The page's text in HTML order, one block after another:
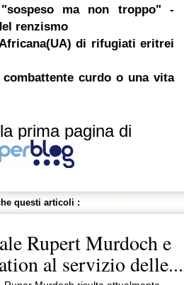
ma non troppo" -
renzismo
di rifugiati eritrei
curdo o una vita
prima pagina di
questi articoli :
Rupert Murdoch e
al servizio delle...